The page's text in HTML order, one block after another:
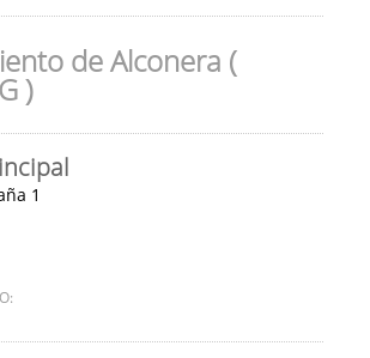
de Alconera (
)
1